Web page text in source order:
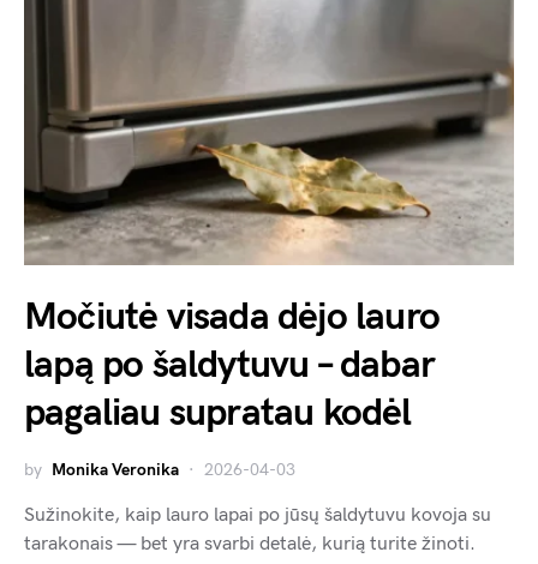
Močiutė visada dėjo lauro
lapą po šaldytuvu – dabar
pagaliau supratau kodėl
by Monika Veronika 2026-04-03
Sužinokite, kaip lauro lapai po jūsų šaldytuvu kovoja su
tarakonais — bet yra svarbi detalė, kurią turite žinoti.